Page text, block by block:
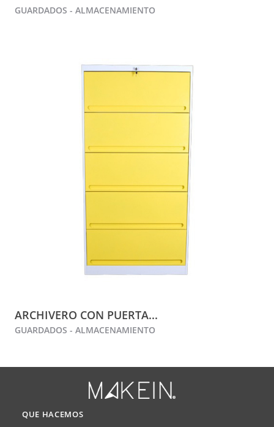
GUARDADOS - ALMACENAMIENTO
ARCHIVERO CON PUERTA...
GUARDADOS - ALMACENAMIENTO
QUE HACEMOS